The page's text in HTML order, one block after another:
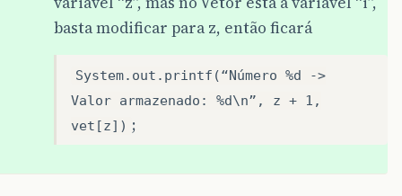
basta modificar para z, então ficará
System.out.printf(“Número %d ->
Valor armazenado: %d\n”, z + 1,
vet[z]) ;